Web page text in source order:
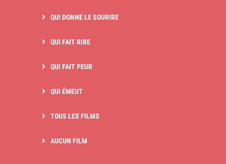
QUI DONNE LE SOURIRE
QUI FAIT RIRE
QUI FAIT PEUR
QUI ÉMEUT
TOUS LES FILMS
AUCUN FILM